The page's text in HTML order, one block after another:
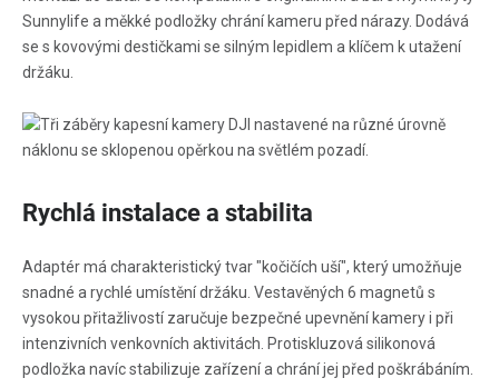
Sunnylife a měkké podložky chrání kameru před nárazy. Dodává
se s kovovými destičkami se silným lepidlem a klíčem k utažení
držáku.
Rychlá instalace a stabilita
Adaptér má charakteristický tvar "kočičích uší", který umožňuje
snadné a rychlé umístění držáku. Vestavěných 6 magnetů s
vysokou přitažlivostí zaručuje bezpečné upevnění kamery i při
intenzivních venkovních aktivitách. Protiskluzová silikonová
podložka navíc stabilizuje zařízení a chrání jej před poškrábáním.